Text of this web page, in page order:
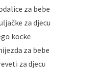
čuva povjerljivost
samo onim svojim
radi provedbe
zakonima. Napominjemo
ili djelomice,
za bebe
za djecu
kocke
za bebe
za djecu